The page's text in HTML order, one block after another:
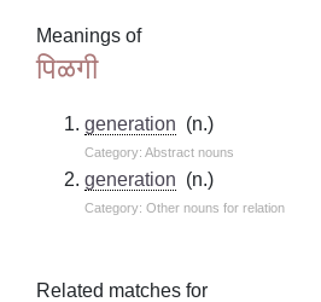
Meanings of
पिळगी
generation (n.)
Category: Abstract nouns
generation (n.)
Category: Other nouns for relation
Related matches for